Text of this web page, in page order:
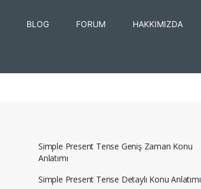
BLOG FORUM HAKKIMIZDA
Simple Present Tense Geniş Zaman Konu
Anlatımı
Simple Present Tense Detaylı Konu Anlatımı